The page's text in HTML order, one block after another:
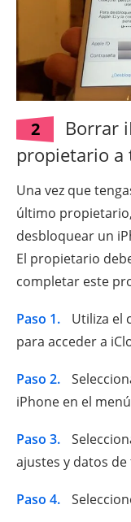
2
Borrar
propietario a
Una vez que
último
desbloquear un
El propietario
completar este
Paso 1.
Utiliza el
para acceder a
Paso 2.
iPhone en el
Paso 3.
ajustes y datos de
Paso 4.